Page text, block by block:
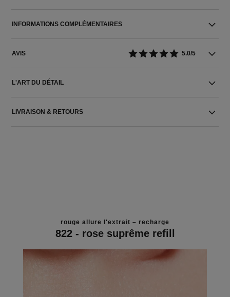
INFORMATIONS COMPLÉMENTAIRES
AVIS 5.0/5
L'ART DU DÉTAIL
LIVRAISON & RETOURS
rouge allure l'extrait – recharge
822 - rose suprême refill